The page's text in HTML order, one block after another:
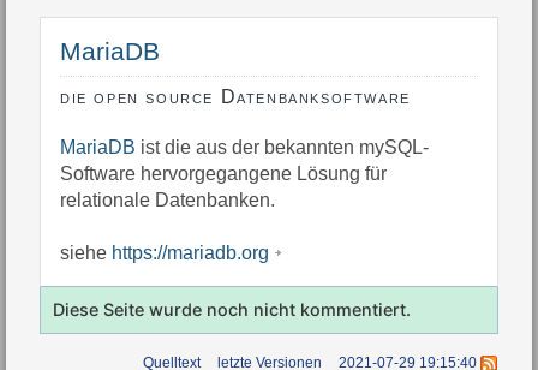
MariaDB
die open source Datenbanksoftware
MariaDB ist die aus der bekannten mySQL-
Software hervorgegangene Lösung für
relationale Datenbanken.
siehe https://mariadb.org
Diese Seite wurde noch nicht kommentiert.
Quelltext letzte Versionen 2021-07-29 19:15:40